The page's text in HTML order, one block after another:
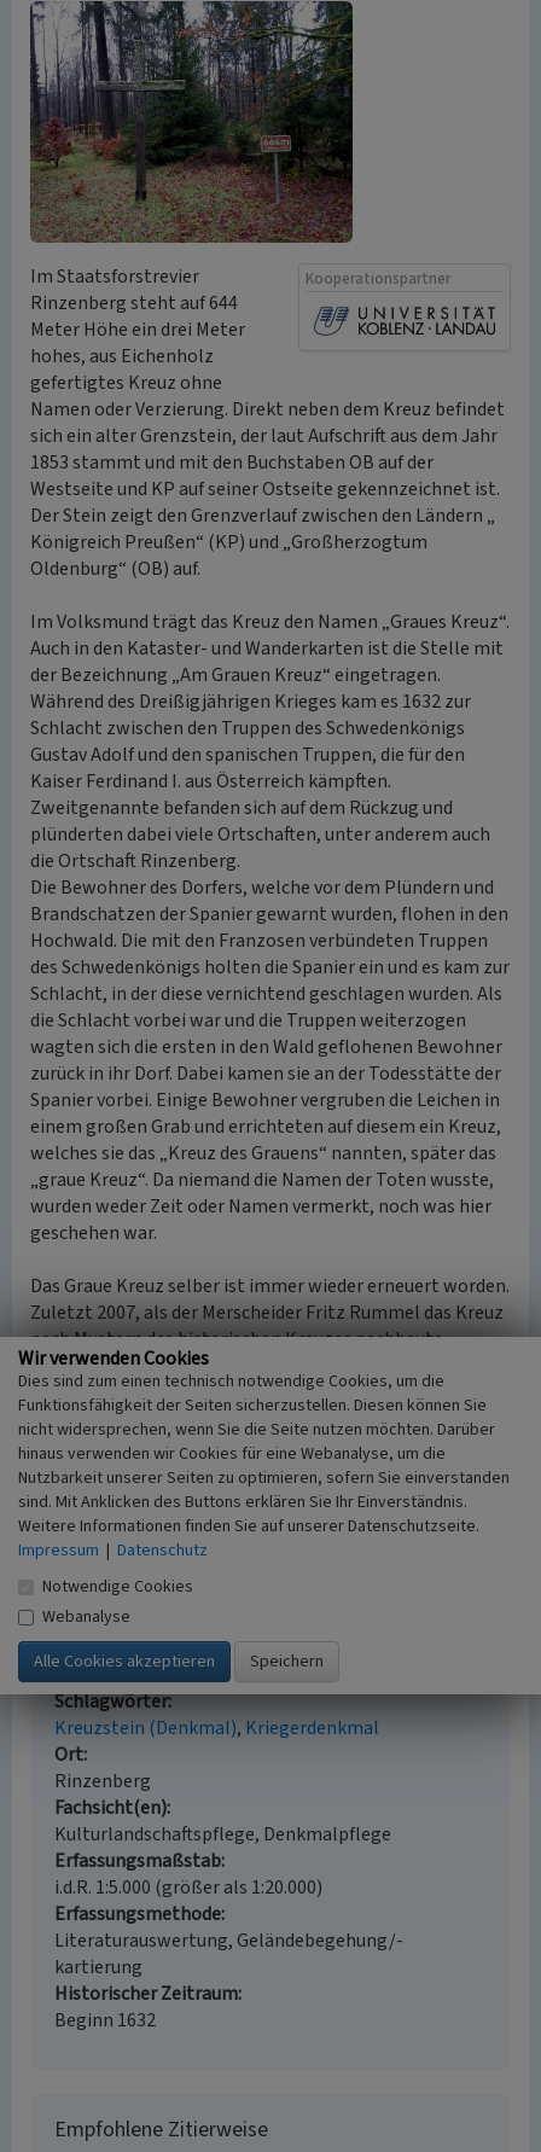
Kooperationspartner
Im Staatsforstrevier
Rinzenberg steht auf 644
Meter Höhe ein drei Meter
hohes, aus Eichenholz
gefertigtes Kreuz ohne
Namen oder Verzierung. Direkt neben dem Kreuz befindet
sich ein alter Grenzstein, der laut Aufschrift aus dem Jahr
1853 stammt und mit den Buchstaben OB auf der
Westseite und KP auf seiner Ostseite gekennzeichnet ist.
Der Stein zeigt den Grenzverlauf zwischen den Ländern „
Königreich Preußen“ (KP) und „Großherzogtum
Oldenburg“ (OB) auf.
Im Volksmund trägt das Kreuz den Namen „Graues Kreuz“.
Auch in den Kataster- und Wanderkarten ist die Stelle mit
der Bezeichnung „Am Grauen Kreuz“ eingetragen.
Während des Dreißigjährigen Krieges kam es 1632 zur
Schlacht zwischen den Truppen des Schwedenkönigs
Gustav Adolf und den spanischen Truppen, die für den
Kaiser Ferdinand I. aus Österreich kämpften.
Zweitgenannte befanden sich auf dem Rückzug und
plünderten dabei viele Ortschaften, unter anderem auch
die Ortschaft Rinzenberg.
Die Bewohner des Dorfers, welche vor dem Plündern und
Brandschatzen der Spanier gewarnt wurden, flohen in den
Hochwald. Die mit den Franzosen verbündeten Truppen
des Schwedenkönigs holten die Spanier ein und es kam zur
Schlacht, in der diese vernichtend geschlagen wurden. Als
die Schlacht vorbei war und die Truppen weiterzogen
wagten sich die ersten in den Wald geflohenen Bewohner
zurück in ihr Dorf. Dabei kamen sie an der Todesstätte der
Spanier vorbei. Einige Bewohner vergruben die Leichen in
einem großen Grab und errichteten auf diesem ein Kreuz,
welches sie das „Kreuz des Grauens“ nannten, später das
„graue Kreuz“. Da niemand die Namen der Toten wusste,
wurden weder Zeit oder Namen vermerkt, noch was hier
geschehen war.
Das Graue Kreuz selber ist immer wieder erneuert worden.
Zuletzt 2007, als der Merscheider Fritz Rummel das Kreuz
nach Mustern des historischen Kreuzes nachbaute.
(Thomas Becker, Universität Koblenz-Landau, 2016)
Literatur
Brucker, Heinrich (1995) Dokumentation einer
Hochwaldgemeinde mit vielen Bildern der letzten
100 Jahre. S. 120f.. Rinzenberg.
Graues Kreuz nahe Rinzenberg
Schlagwörter
Kreuzstein (Denkmal) Kriegerdenkmal
Ort
Rinzenberg
Fachsicht(en)
Kulturlandschaftspflege, Denkmalpflege
Erfassungsmaßstab
i.d.R. 1:5.000 (größer als 1:20.000)
Erfassungsmethode
Literaturauswertung, Geländebegehung/-
kartierung
Historischer Zeitraum
Beginn 1632
Empfohlene Zitierweise
Wir verwenden Cookies
Dies sind zum einen technisch notwendige Cookies, um die
Funktionsfähigkeit der Seiten sicherzustellen. Diesen können Sie
nicht widersprechen, wenn Sie die Seite nutzen möchten. Darüber
hinaus verwenden wir Cookies für eine Webanalyse, um die
Nutzbarkeit unserer Seiten zu optimieren, sofern Sie einverstanden
sind. Mit Anklicken des Buttons erklären Sie Ihr Einverständnis.
Weitere Informationen finden Sie auf unserer Datenschutzseite.
Impressum | Datenschutz
Notwendige Cookies
Webanalyse